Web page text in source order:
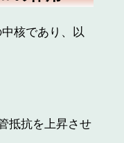
核であり、以
抵抗を上昇させ